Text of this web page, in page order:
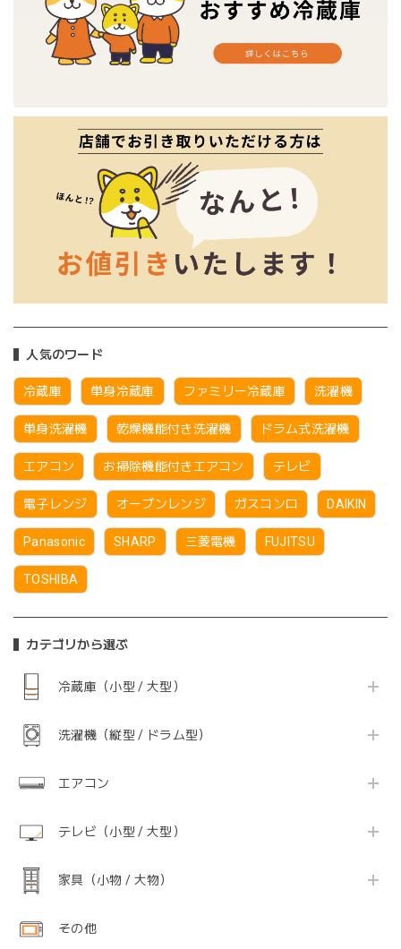
人気のワード
冷蔵庫 単身冷蔵庫 ファミリー冷蔵庫 洗濯機
単身洗濯機 乾燥機能付き洗濯機 ドラム式洗濯機
エアコン お掃除機能付きエアコン テレビ
電子レンジ オーブンレンジ ガスコンロ DAIKIN
Panasonic SHARP 三菱電機 FUJITSU
TOSHIBA
カテゴリから選ぶ
冷蔵庫（小型 / 大型）
洗濯機（縦型 / ドラム型）
エアコン
テレビ（小型 / 大型）
家具（小物 / 大物）
その他